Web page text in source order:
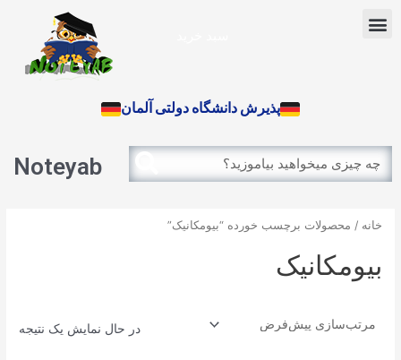
Menu
پذیرش دانشگاه دولتی آلمان
Search
Search
Noteyab
خانه / محصولات برچسب خورده “بیومکانیک”
بیومکانیک
در حال نمایش یک نتیجه